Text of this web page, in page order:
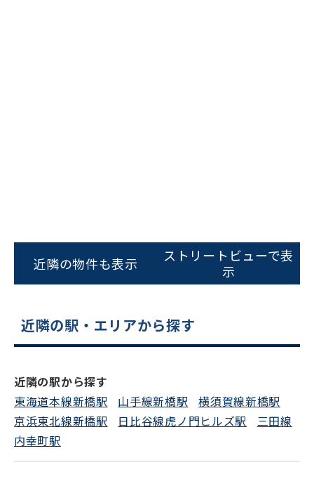
スムーズにご案内できます
0120-620-213
電話でお問い合わせ
近隣の物件も表示
ストリートビューで表
示
近隣の駅・エリアから探す
近隣の駅から探す
東海道本線新橋駅
山手線新橋駅
横須賀線新橋駅
京浜東北線新橋駅
日比谷線虎ノ門ヒルズ駅
三田線
内幸町駅